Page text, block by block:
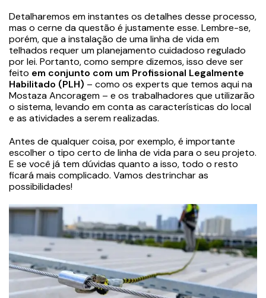
Detalharemos em instantes os detalhes desse processo,
mas o cerne da questão é justamente esse. Lembre-se,
porém, que a instalação de uma linha de vida em
telhados requer um planejamento cuidadoso regulado
por lei. Portanto, como sempre dizemos, isso deve ser
feito em conjunto com um Profissional Legalmente
Habilitado (PLH) – como os experts que temos aqui na
Mostaza Ancoragem – e os trabalhadores que utilizarão
o sistema, levando em conta as características do local
e as atividades a serem realizadas.
Antes de qualquer coisa, por exemplo, é importante
escolher o tipo certo de linha de vida para o seu projeto.
E se você já tem dúvidas quanto a isso, todo o resto
ficará mais complicado. Vamos destrinchar as
possibilidades!